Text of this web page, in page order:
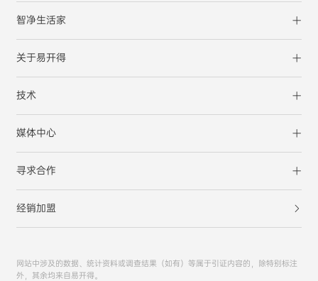
智净生活家
关于易开得
技术
媒体中心
寻求合作
经销加盟
网站中涉及的数据、统计资料或调查结果（如有）等属于引证内容的，除特别标注
外，其余均来自易开得。